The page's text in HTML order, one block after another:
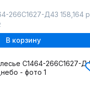
Д43 158,164 розовый_загар
В корзину